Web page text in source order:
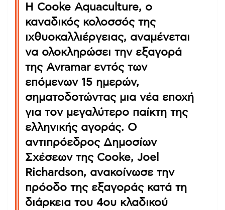
Η Cooke Aquaculture, ο
καναδικός κολοσσός της
ιχθυοκαλλιέργειας, αναμένεται
να ολοκληρώσει την εξαγορά
της Avramar εντός των
επόμενων 15 ημερών,
σηματοδοτώντας μια νέα εποχή
για τον μεγαλύτερο παίκτη της
ελληνικής αγοράς. Ο
αντιπρόεδρος Δημοσίων
Σχέσεων της Cooke, Joel
Richardson, ανακοίνωσε την
πρόοδο της εξαγοράς κατά τη
διάρκεια του 4ου κλαδικού